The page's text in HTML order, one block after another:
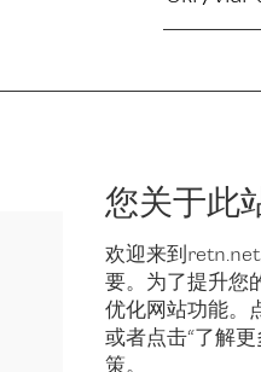
您关于此
欢迎来到
要。为了提升您
优化网站功能。
或者点击“了解
策。